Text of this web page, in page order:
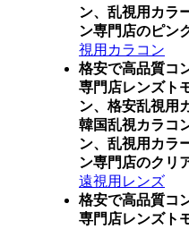
ン、乱視用カラ
ン専門店のピン
視用カラコン
格安で高品質コ
専門店レンズト
ン、格安乱視用
韓国乱視カラコ
ン、乱視用カラ
ン専門店のクリ
遠視用レンズ
格安で高品質コ
専門店レンズト